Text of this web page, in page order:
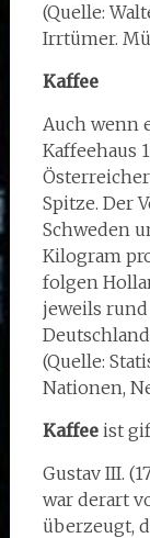
(Quelle:
Irrtümer.
Kaffee
Auch wenn
Kaffeehaus
Spitze. Der
Schweden
Kilogram
folgen
jeweils
(Quelle:
Nationen,
Kaffeeist
Gustav III.
war derart
überzeugt,